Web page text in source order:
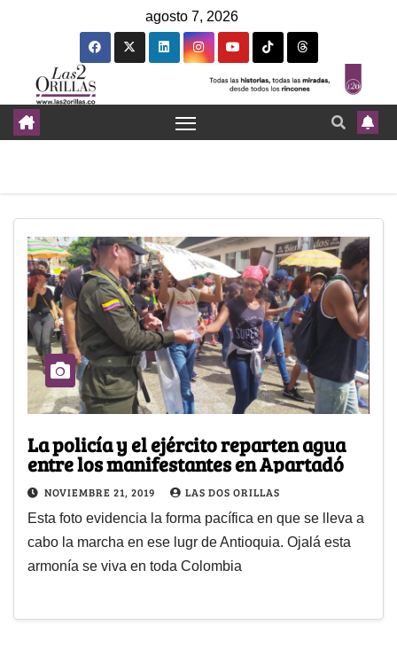
agosto 7, 2026
La policía y el ejército reparten agua
entre los manifestantes en Apartadó
NOVIEMBRE 21, 2019 LAS DOS ORILLAS
Esta foto evidencia la forma pacífica en que se lleva a
cabo la marcha en ese lugr de Antioquia. Ojalá esta
armonía se viva en toda Colombia